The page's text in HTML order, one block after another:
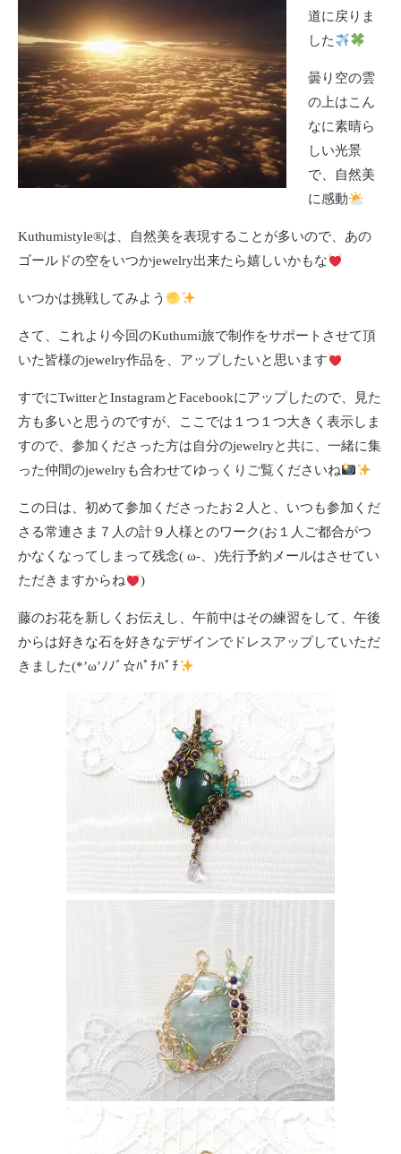
道に戻りま
した
曇り空の雲
の上はこん
なに素晴ら
しい光景
で、自然美
に感動
Kuthumistyle®️は、自然美を表現することが多いので、あの
ゴールドの空をいつかjewelry出来たら嬉しいかもな
いつかは挑戦してみよう
さて、これより今回のKuthumi旅で制作をサポートさせて頂
いた皆様のjewelry作品を、アップしたいと思います
すでにTwitterとInstagramとFacebookにアップしたので、見た
方も多いと思うのですが、ここでは１つ１つ大きく表示しま
すので、参加くださった方は自分のjewelryと共に、一緒に集
った仲間のjewelryも合わせてゆっくりご覧くださいね
この日は、初めて参加くださったお２人と、いつも参加くだ
さる常連さま７人の計９人様とのワーク(お１人ご都合がつ
かなくなってしまって残念( ω-、)先行予約メールはさせてい
ただきますからね
)
藤のお花を新しくお伝えし、午前中はその練習をして、午後
からは好きな石を好きなデザインでドレスアップしていただ
きました(*’ω’ﾉﾉﾞ☆ﾊﾟﾁﾊﾟﾁ